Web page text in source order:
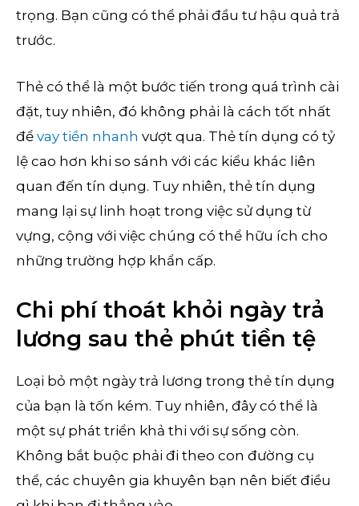
trọng. Bạn cũng có thể phải đầu tư hậu quả trả
trước.
Thẻ có thể là một bước tiến trong quá trình cài
đặt, tuy nhiên, đó không phải là cách tốt nhất
để vay tiền nhanh vượt qua. Thẻ tín dụng có tỷ
lệ cao hơn khi so sánh với các kiểu khác liên
quan đến tín dụng. Tuy nhiên, thẻ tín dụng
mang lại sự linh hoạt trong việc sử dụng từ
vựng, cộng với việc chúng có thể hữu ích cho
những trường hợp khẩn cấp.
Chi phí thoát khỏi ngày trả
lương sau thẻ phút tiền tệ
Loại bỏ một ngày trả lương trong thẻ tín dụng
của bạn là tốn kém. Tuy nhiên, đây có thể là
một sự phát triển khả thi với sự sống còn.
Không bắt buộc phải đi theo con đường cụ
thể, các chuyên gia khuyên bạn nên biết điều